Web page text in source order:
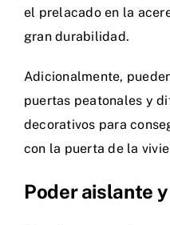
el prelacado en la
gran durabilidad.
Adicionalmente,
puertas peatonales y
decorativos para
con la puerta de la
Poder aislante